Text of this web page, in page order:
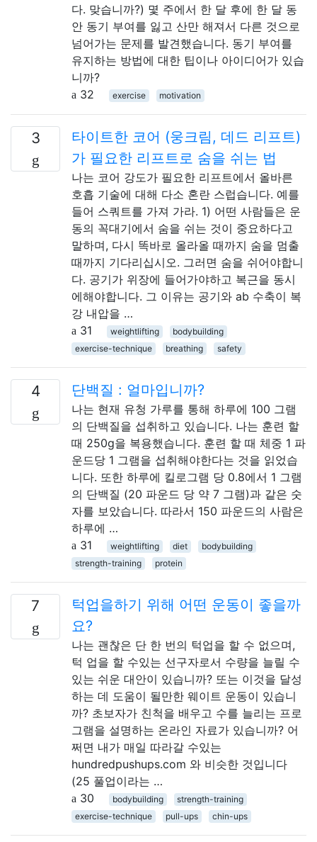
다. 맞습니까?) 몇 주에서 한 달 후에 한 달 동
안 동기 부여를 잃고 산만 해져서 다른 것으로
넘어가는 문제를 발견했습니다. 동기 부여를
유지하는 방법에 대한 팁이나 아이디어가 있습
니까?
32
exercise motivation
3
타이트한 코어 (웅크림, 데드 리프트)
가 필요한 리프트로 숨을 쉬는 법
나는 코어 강도가 필요한 리프트에서 올바른
호흡 기술에 대해 다소 혼란 스럽습니다. 예를
들어 스쿼트를 가져 가라. 1) 어떤 사람들은 운
동의 꼭대기에서 숨을 쉬는 것이 중요하다고
말하며, 다시 똑바로 올라올 때까지 숨을 멈출
때까지 기다리십시오. 그러면 숨을 쉬어야합니
다. 공기가 위장에 들어가야하고 복근을 동시
에해야합니다. 그 이유는 공기와 ab 수축이 복
강 내압을 …
31
weightlifting
bodybuilding
exercise-technique
breathing safety
4 단백질 : 얼마입니까?
나는 현재 유청 가루를 통해 하루에 100 그램
의 단백질을 섭취하고 있습니다. 나는 훈련 할
때 250g을 복용했습니다. 훈련 할 때 체중 1 파
운드당 1 그램을 섭취해야한다는 것을 읽었습
니다. 또한 하루에 킬로그램 당 0.8에서 1 그램
의 단백질 (20 파운드 당 약 7 그램)과 같은 숫
자를 보았습니다. 따라서 150 파운드의 사람은
하루에 …
31
weightlifting diet
bodybuilding
strength-training
protein
7
턱업을하기 위해 어떤 운동이 좋을까
요?
나는 괜찮은 단 한 번의 턱업을 할 수 없으며,
턱 업을 할 수있는 선구자로서 수량을 늘릴 수
있는 쉬운 대안이 있습니까? 또는 이것을 달성
하는 데 도움이 될만한 웨이트 운동이 있습니
까? 초보자가 친척을 배우고 수를 늘리는 프로
그램을 설명하는 온라인 자료가 있습니까? 어
쩌면 내가 매일 따라갈 수있는
hundredpushups.com 와 비슷한 것입니다
(25 풀업이라는 …
30
bodybuilding
strength-training
exercise-technique
pull-ups chin-ups